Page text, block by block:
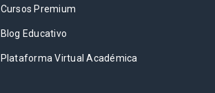
Cursos Premium
Blog Educativo
Plataforma Virtual Académica